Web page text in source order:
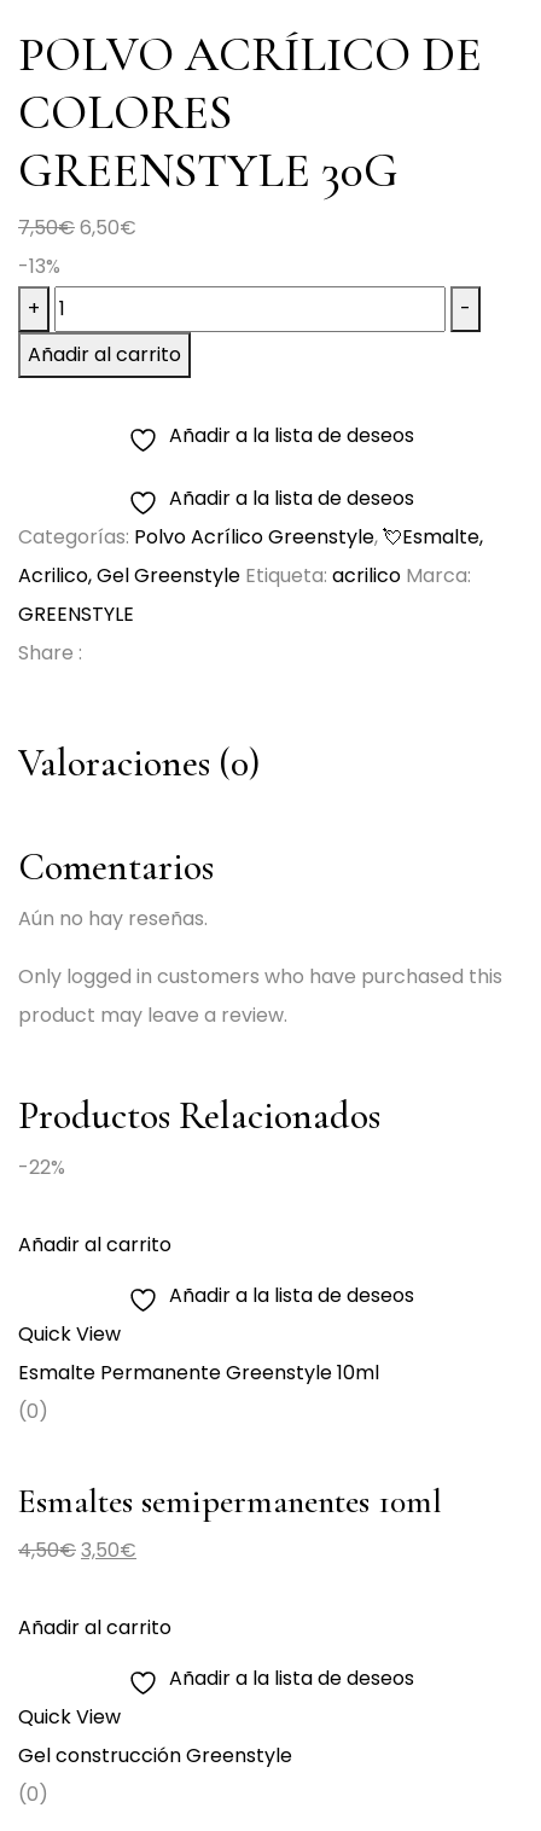
POLVO ACRÍLICO DE
COLORES
GREENSTYLE 30G
7,50€El
era:
7,50€.
6,50€
es:
6,50€.
-13%
+
POLVO
ACRÍLICO
DE
GREENSTYLE
cantidad
-
Añadir al carrito
Añadir a la lista de deseos
Añadir a la lista de deseos
Categorías: Polvo Acrílico Greenstyle,💘Esmalte,
Acrilico, Gel Greenstyle Etiqueta: acrilico Marca:
GREENSTYLE
Share :
Valoraciones (0)
Comentarios
Aún no hay reseñas.
Only logged in customers who have purchased this
product may leave a review.
Productos Relacionados
-22%
Añadir al carrito
Añadir a la lista de deseos
Quick View
Esmalte Permanente Greenstyle 10ml
(0)
Esmaltes semipermanentes 10ml
Greenstyle 235
4,50€El
original
4,50€.
3,50€
actual
es:
3,50€.
Añadir al carrito
Añadir a la lista de deseos
Quick View
Gel construcción Greenstyle
(0)